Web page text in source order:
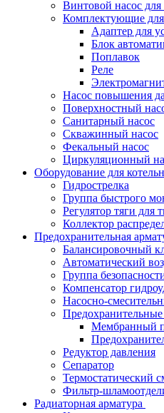
Винтовой насос
Комплектующие для
Адаптер для
Блок
Поплавок
Реле
Насос повышения
Поверхностный
Санитарный насос
Скважинный насос
Фекальный насос
Циркуляционный
Оборудование для
Гидрострелка
Группа быстрого
Регулятор тяги для
Коллектор
Предохранительная
Балансировочный
Автоматический
Группа
Компенсатор
Насосно-
Мембранный
Редуктор давления
Сепаратор
Термостатический
Фильтр-
Радиаторная арматура